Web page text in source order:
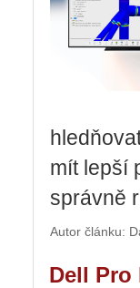
mít lepší
správ­ně
Autor článku:
Dell Pro